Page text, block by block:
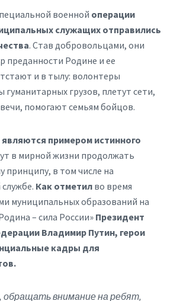
военной операции
служащих отправились
. Став добровольцами, они
преданности Родине и ее
и в тылу: волонтеры
грузов, плетут сети,
помогают семьям бойцов.
примером истинного
в мирной жизни продолжать
принципу, в том числе на
Как отметил во время
муниципальных образований на
– сила России» Президент
Владимир Путин, герои
кадры для
обращать внимание на ребят,